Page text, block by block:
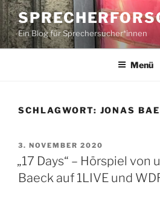
Zum
Inhalt
springenEin Blog für Sprechersucher*innen
Menü
SCHLAGWORT: JONAS
VERÖFFENTLICHT
AM
3. NOVEMBER 2020
„17 Days“ – Hörspiel von
Baeck auf 1LIVE und